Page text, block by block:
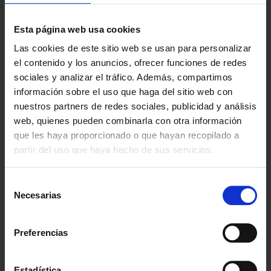
Esta página web usa cookies
Las cookies de este sitio web se usan para personalizar
el contenido y los anuncios, ofrecer funciones de redes
sociales y analizar el tráfico. Además, compartimos
información sobre el uso que haga del sitio web con
nuestros partners de redes sociales, publicidad y análisis
web, quienes pueden combinarla con otra información
que les haya proporcionado o que hayan recopilado a
partir del uso que haya hecho de sus servicios.
Necesarias
Preferencias
Despacho Especializado en Alquileres y
Desahucios en Lanzarote
Somos uno de los despachos más especializados en
alquileres y desahucios en Lanzarote. Ya son muchos los
propietarios de inmuebles
que confían en nosotras para
redactar contratos de arrendamiento, reclamar rentas,
resolver incumplimientos contractuales, recuperar la
posesión del inmueble y tramitar procedimientos de
Derecho Inmobiliario en